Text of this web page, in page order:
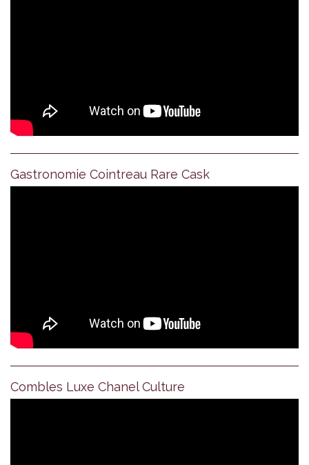
Gastronomie Cointreau Rare Cask
Combles Luxe Chanel Culture